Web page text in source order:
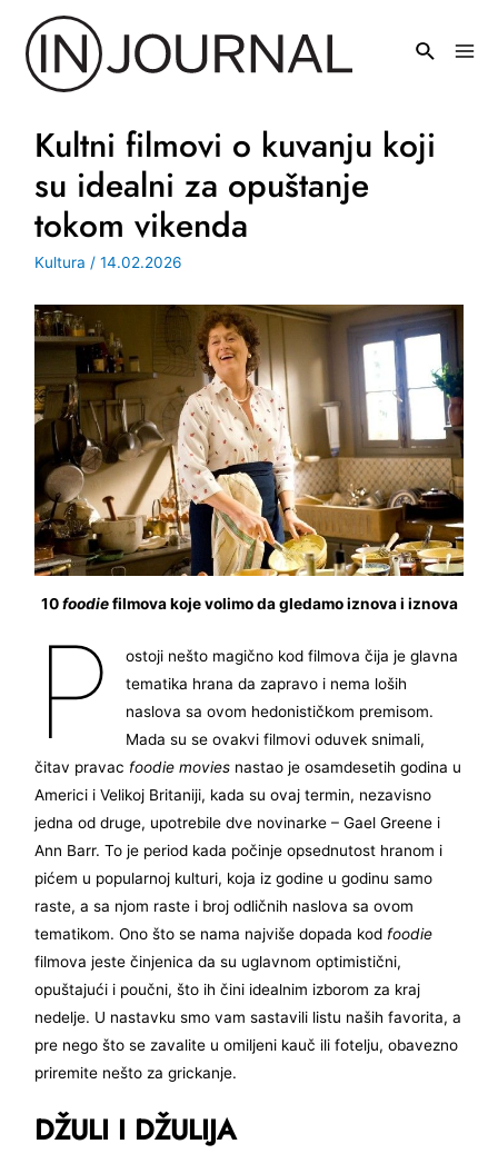
sadržaj
Kultni filmovi o kuvanju koji
su idealni za opuštanje
tokom vikenda
Kultura /14.02.2026
10foodiefilmova koje volimo da gledamo iznova i iznova
P
ostoji nešto magično kod filmova čija je glavna
tematika hrana da zapravo i nema loših
naslova sa ovom hedonističkom premisom.
Mada su se ovakvi filmovi oduvek snimali,
čitav pravac foodie movies nastao je osamdesetih godina u
Americi i Velikoj Britaniji, kada su ovaj termin, nezavisno
jedna od druge, upotrebile dve novinarke – Gael Greene i
Ann Barr. To je period kada počinje opsednutost hranom i
pićem u popularnoj kulturi, koja iz godine u godinu samo
raste, a sa njom raste i broj odličnih naslova sa ovom
tematikom. Ono što se nama najviše dopada kod foodie
filmova jeste činjenica da su uglavnom optimistični,
opuštajući i poučni, što ih čini idealnim izborom za kraj
nedelje. U nastavku smo vam sastavili listu naših favorita, a
pre nego što se zavalite u omiljeni kauč ili fotelju, obavezno
priremite nešto za grickanje.
DŽULI I DŽULIJA